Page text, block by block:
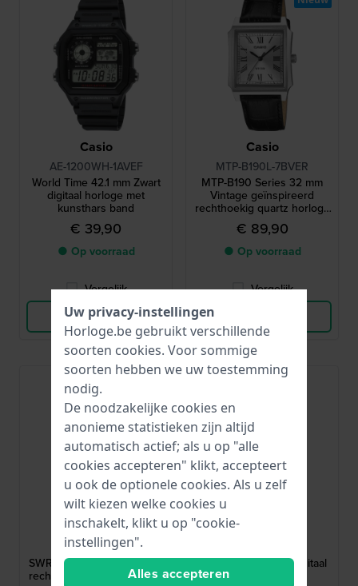
Casio
AE-1200WH-1AVEF
World Time 42.1 mm Zwart
digitaal horloge met
kunsthars band
€ 39,90
● Op voorraad
Vergelijk
Bekijk Product
Casio
MTP-B190L-7BVER
MTP-B190 Series 32 mm
Vintage geïnspireerd
rechthoekig quartz horloge
met Romeinse indexen
€ 89,90
● Op voorraad
Vergelijk
Seiko
SWR108P1
SWR108P1 19.6 mm Elegant
rechthoekig quartz horloge
R2383PX9 36 mm Digitaal
kinderhorloge
Uw privacy-instellingen
Horloge.be gebruikt verschillende
soorten cookies. Voor sommige
soorten hebben we uw toestemming
nodig.
De noodzakelijke cookies en
anonieme statistieken zijn altijd
automatisch actief; als u op "alle
cookies accepteren" klikt, accepteert
u ook de optionele cookies. Als u zelf
wilt kiezen welke cookies u
inschakelt, klikt u op "cookie-
instellingen".
Alles accepteren